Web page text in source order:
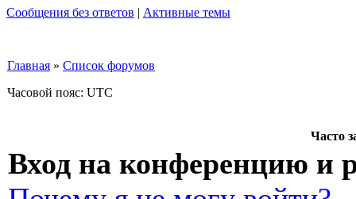
Сообщения без ответов | Активные темы
Главная » Список форумов
Часовой пояс: UTC
Часто
Вход на конференцию и